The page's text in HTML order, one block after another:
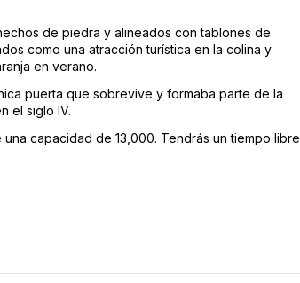
de piedra y alineados con tablones de
como una atracción turística en la colina y
en verano.
puerta que sobrevive y formaba parte de la
el siglo IV.
capacidad de 13,000. Tendrás un tiempo libre